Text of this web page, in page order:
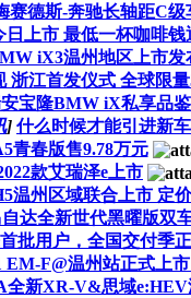
赛德斯-奔驰长轴距C
日上市 最低一杯咖啡钱
iX3温州地区上市发
浙江首发仪式 全球限
宝隆BMW iX私享品鉴
] 什么时候才能引进新车
青春版售9.78万元
款艾瑞泽e上市
温州区域联合上市 定
达全新世代黑曜版双
批用户，全国交付季
F@温州站正式上
全新XR-V&思域